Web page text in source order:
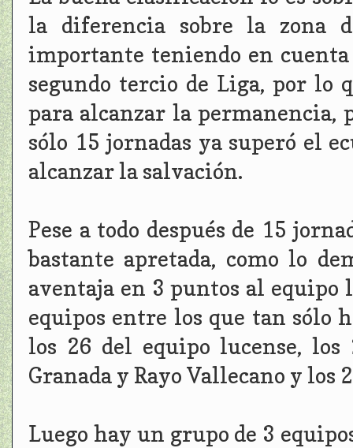
la diferencia sobre la zona
importante teniendo en
segundo tercio de Liga, por
para alcanzar la permanencia,
sólo 15 jornadas ya superó el
alcanzar la salvación.
Pese a todo después de 15
bastante apretada, como lo
aventaja en 3 puntos al equipo
equipos entre los que tan sólo
los 26 del equipo lucense, los
Granada y Rayo Vallecano y los
Luego hay un grupo de 3